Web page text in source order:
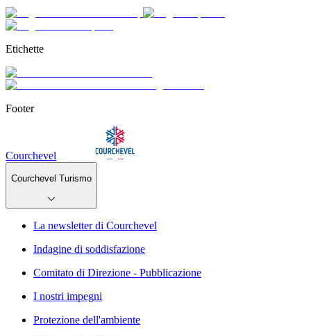
Etichette
Footer
Courchevel
Courchevel Turismo
La newsletter di Courchevel
Indagine di soddisfazione
Comitato di Direzione - Pubblicazione
I nostri impegni
Protezione dell'ambiente